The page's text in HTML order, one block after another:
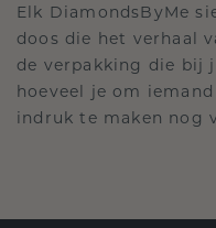
Elk DiamondsByMe
doos die het verhaal
de verpakking die bij
hoeveel je om
indruk te maken nog